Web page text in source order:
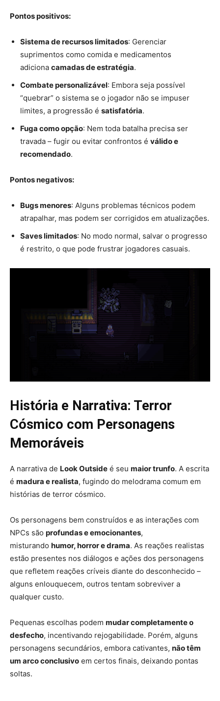
Pontos positivos:
Sistema de recursos limitados: Gerenciar
suprimentos como comida e medicamentos
adiciona camadas de estratégia.
Combate personalizável: Embora seja possível
“quebrar” o sistema se o jogador não se impuser
limites, a progressão é satisfatória.
Fuga como opção: Nem toda batalha precisa ser
travada – fugir ou evitar confrontos é válido e
recomendado.
Pontos negativos:
Bugs menores: Alguns problemas técnicos podem
atrapalhar, mas podem ser corrigidos em atualizações.
Saves limitados: No modo normal, salvar o progresso
é restrito, o que pode frustrar jogadores casuais.
História e Narrativa: Terror
Cósmico com Personagens
Memoráveis
A narrativa de Look Outside é seu maior trunfo. A escrita
é madura e realista, fugindo do melodrama comum em
histórias de terror cósmico.
Os personagens bem construídos e as interações com
NPCs são profundas e emocionantes,
misturando humor, horror e drama. As reações realistas
estão presentes nos diálogos e ações dos personagens
que refletem reações críveis diante do desconhecido –
alguns enlouquecem, outros tentam sobreviver a
qualquer custo.
Pequenas escolhas podem mudar completamente o
desfecho, incentivando rejogabilidade. Porém, alguns
personagens secundários, embora cativantes, não têm
um arco conclusivo em certos finais, deixando pontas
soltas.